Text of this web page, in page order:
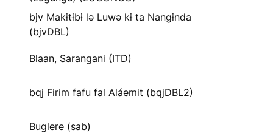
bjv Makɨtɨbɨ lə Luwə kɨ ta Nangɨnda
(bjvDBL)
Blaan, Sarangani (ITD)
bqj Firim fafu fal Aláemit (bqjDBL2)
Buglere (sab)